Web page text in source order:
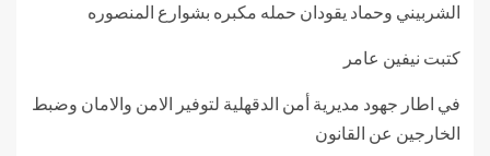
الشربيني وحماد يقودان حمله مكبره بشوارع المنصوره
كتبت نيفين عامر
في اطار جهود مديرية أمن الدقهلية لتوفير الامن والامان وضبط
الخارجين عن القانون